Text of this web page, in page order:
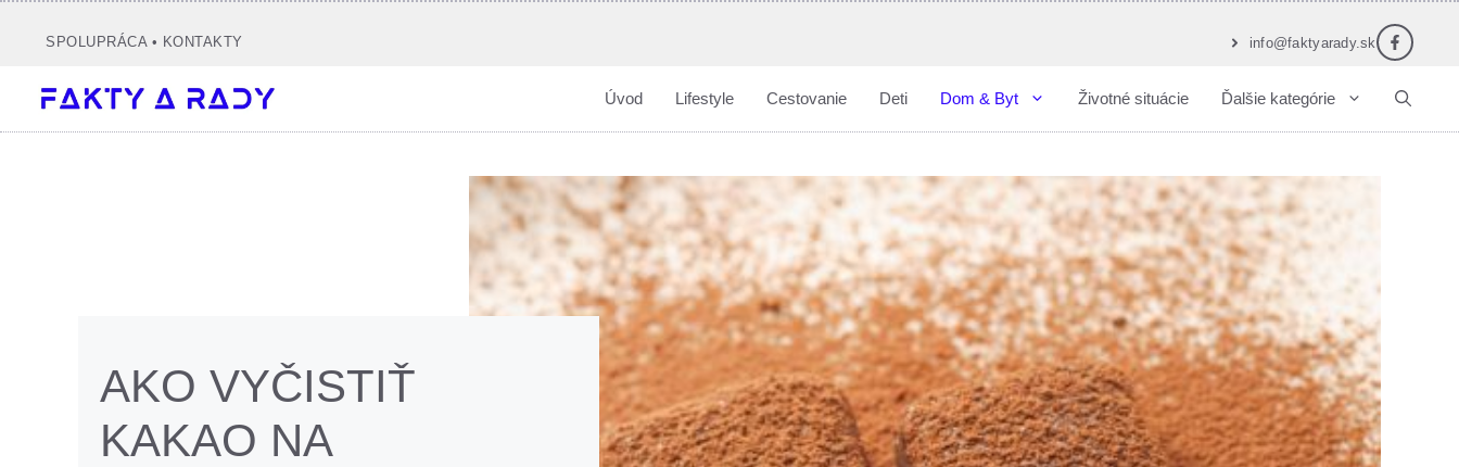
SPOLUPRÁCA• KONTAKTY info@faktyarady.sk
Úvod Lifestyle Cestovanie Deti Dom & Byt Životné situácie Ďalšie kategórie
AKO VYČISTIŤ
KAKAO NA